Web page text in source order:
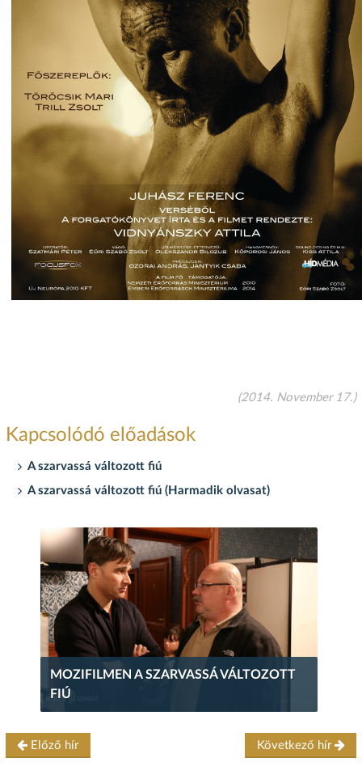
(2014. November 17.)
Kapcsolódó előadások
A szarvassá változott fiú
A szarvassá változott fiú (Harmadik olvasat)
MOZIFILMEN A SZARVASSÁ VÁLTOZOTT
FIÚ
Előző hír Következő hír